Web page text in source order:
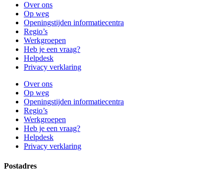
Over ons
Op weg
Openingstijden informatiecentra
Regio’s
Werkgroepen
Heb je een vraag?
Helpdesk
Privacy verklaring
Over ons
Op weg
Openingstijden informatiecentra
Regio’s
Werkgroepen
Heb je een vraag?
Helpdesk
Privacy verklaring
Postadres